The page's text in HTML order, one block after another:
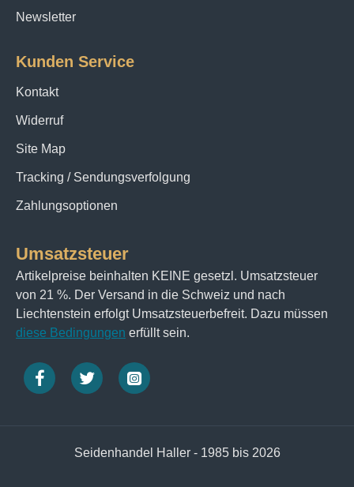
Newsletter
Kunden Service
Kontakt
Widerruf
Site Map
Tracking / Sendungsverfolgung
Zahlungsoptionen
Umsatzsteuer
Artikelpreise beinhalten KEINE gesetzl. Umsatzsteuer
von 21 %. Der Versand in die Schweiz und nach
Liechtenstein erfolgt Umsatzsteuerbefreit. Dazu müssen
diese Bedingungen erfüllt sein.
Seidenhandel Haller - 1985 bis 2026